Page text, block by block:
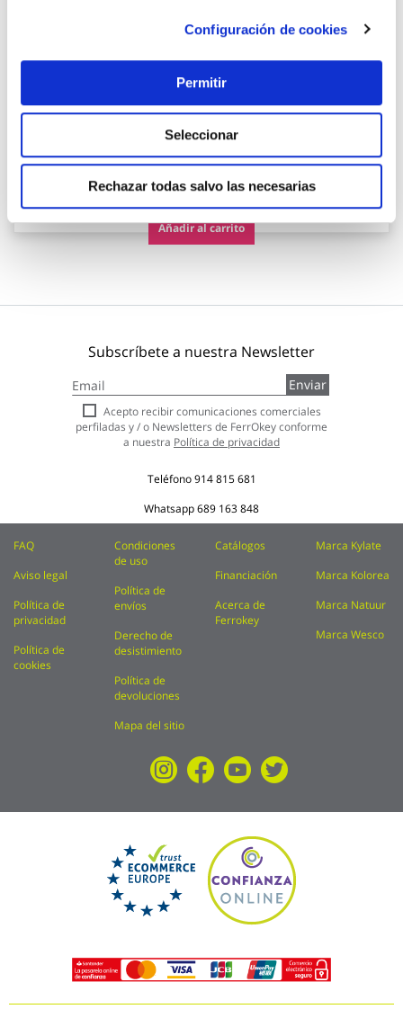
Configuración de cookies
Permitir
Seleccionar
Rechazar todas salvo las necesarias
telesco
Telesco
112,95 €
Añadir al carrito
Subscríbete a nuestra Newsletter
a
nuestro
boletín
de
Enviar
Acepto recibir comunicaciones comerciales
perfiladas y / o Newsletters de FerrOkey conforme
a nuestra Política de privacidad
Teléfono914 815 681
Whatsapp689 163 848
FAQ
Aviso legal
Política de
privacidad
Política de
cookies
Condiciones
de uso
Política de
envíos
Derecho de
desistimiento
Política de
devoluciones
Mapa del sitio
Catálogos
Financiación
Acerca de
Ferrokey
Marca Kylate
Marca Kolorea
Marca Natuur
Marca Wesco